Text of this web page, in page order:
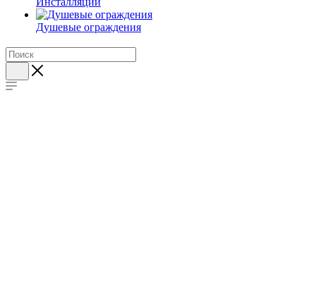
Душевые ограждения